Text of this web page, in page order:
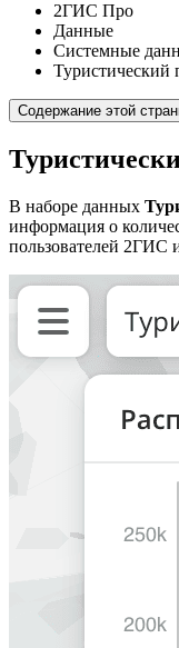
2ГИС Про
Данные
Системные
Туристический
Содержание этой
В наборе данных
информация о
пользователей 2ГИС